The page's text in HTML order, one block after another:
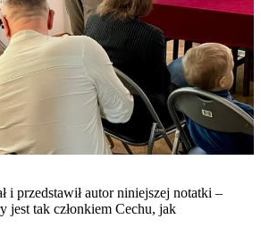
i przedstawił autor niniejszej notatki –
jest tak członkiem Cechu, jak